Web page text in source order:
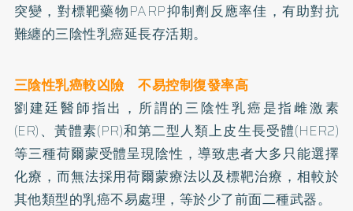
突變，對標靶藥物PARP抑制劑反應率佳，有助對抗
難纏的三陰性乳癌延長存活期。
三陰性乳癌較凶險 不易控制復發率高
劉建廷醫師指出，所謂的三陰性乳癌是指雌激素
(ER)、黃體素(PR)和第二型人類上皮生長受體(HER2)
等三種荷爾蒙受體呈現陰性，導致患者大多只能選擇
化療，而無法採用荷爾蒙療法以及標靶治療，相較於
其他類型的乳癌不易處理，等於少了前面二種武器。